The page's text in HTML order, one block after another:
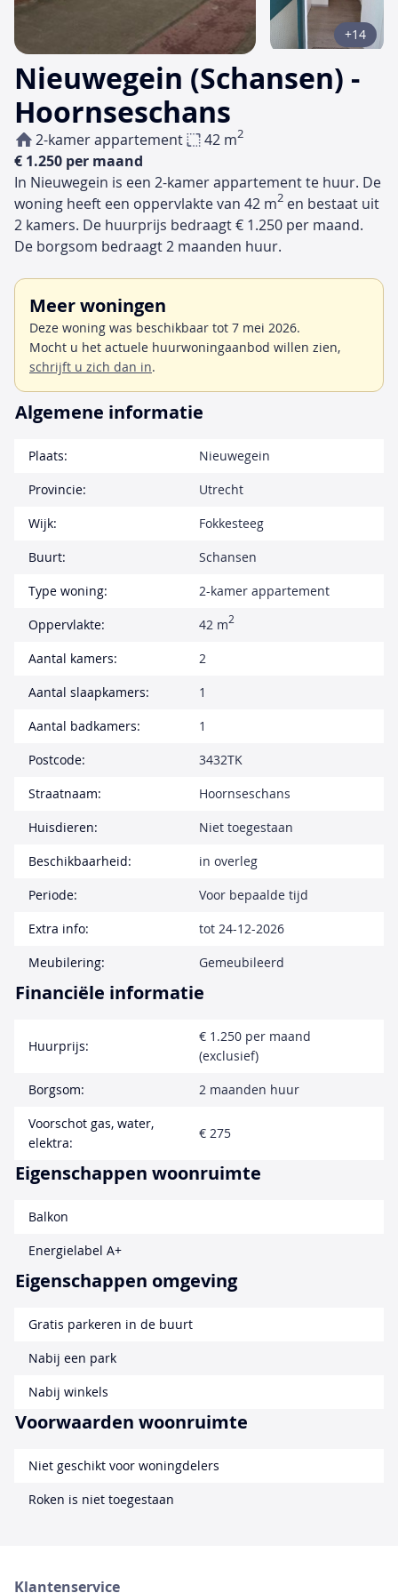
Nieuwegein (Schansen) -
Hoornseschans
2-kamer appartement 42 m2
€ 1.250 per maand
+14
In Nieuwegein is een 2-kamer appartement te huur. De
woning heeft een oppervlakte van 42 m2 en bestaat uit
2 kamers. De huurprijs bedraagt € 1.250 per maand.
De borgsom bedraagt 2 maanden huur.
Meer woningen
Deze woning was beschikbaar tot 7 mei 2026.
Mocht u het actuele huurwoningaanbod willen zien,
schrijft u zich dan in.
Algemene informatie
Plaats:
Nieuwegein
Provincie:
Utrecht
Wijk:
Fokkesteeg
Buurt:
Schansen
Type woning:
2-kamer appartement
Oppervlakte:
42 m2
Aantal kamers:
2
Aantal slaapkamers:
1
Aantal badkamers:
1
Postcode:
3432TK
Straatnaam:
Hoornseschans
Huisdieren:
Niet toegestaan
Beschikbaarheid:
in overleg
Periode:
Voor bepaalde tijd
Extra info:
tot 24-12-2026
Meubilering:
Gemeubileerd
Financiële informatie
Huurprijs:
€ 1.250 per maand
(exclusief)
Borgsom:
2 maanden huur
Voorschot gas, water,
elektra:
€ 275
Eigenschappen woonruimte
Balkon
Energielabel A+
Eigenschappen omgeving
Gratis parkeren in de buurt
Nabij een park
Nabij winkels
Voorwaarden woonruimte
Niet geschikt voor woningdelers
Roken is niet toegestaan
Klantenservice